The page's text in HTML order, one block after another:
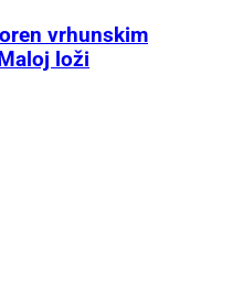
vrhunskim
loži